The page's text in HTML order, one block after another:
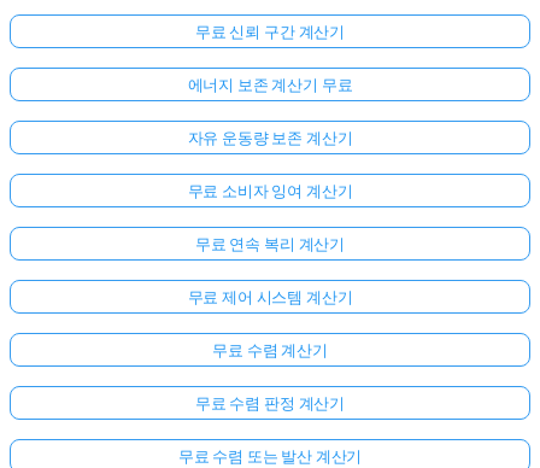
무료 신뢰 구간 계산기
에너지 보존 계산기 무료
자유 운동량 보존 계산기
무료 소비자 잉여 계산기
무료 연속 복리 계산기
무료 제어 시스템 계산기
무료 수렴 계산기
무료 수렴 판정 계산기
무료 수렴 또는 발산 계산기